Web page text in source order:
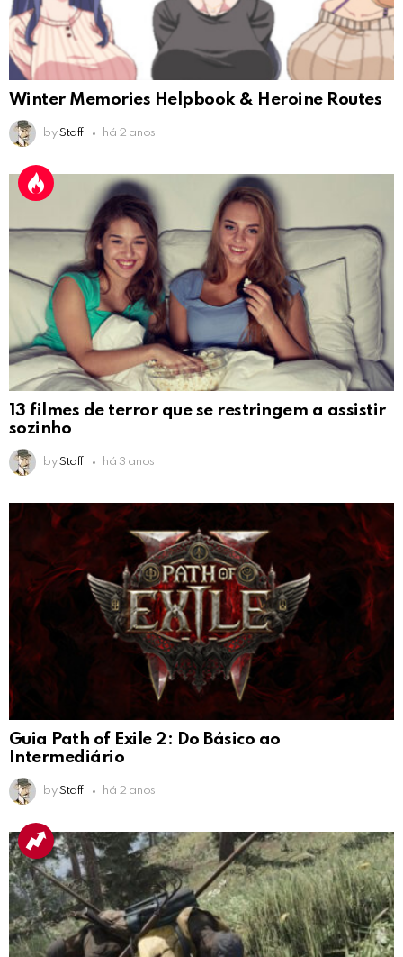
Winter Memories Helpbook & Heroine Routes
by Staff há 2 anos
13 filmes de terror que se restringem a assistir
sozinho
by Staff há 3 anos
Guia Path of Exile 2: Do Básico ao
Intermediário
by Staff há 2 anos